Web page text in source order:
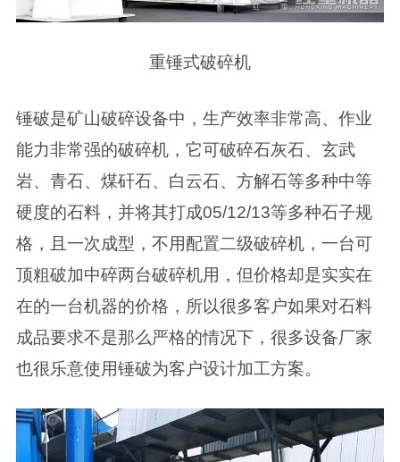
重锤式破碎机
锤破是矿山破碎设备中，生产效率非常高、作业
能力非常强的破碎机，它可破碎石灰石、玄武
岩、青石、煤矸石、白云石、方解石等多种中等
硬度的石料，并将其打成05/12/13等多种石子规
格，且一次成型，不用配置二级破碎机，一台可
顶粗破加中碎两台破碎机用，但价格却是实实在
在的一台机器的价格，所以很多客户如果对石料
成品要求不是那么严格的情况下，很多设备厂家
也很乐意使用锤破为客户设计加工方案。